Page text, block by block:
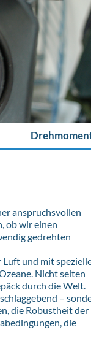
anspruchsvollen
ob wir einen
gedrehten
und mit
Nicht selten
durch die Welt.
–
die Robustheit der
die